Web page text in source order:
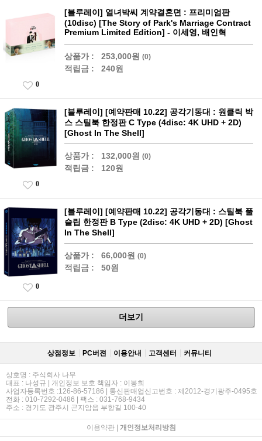
[블루레이] 열녀박씨 계약결혼뎐 : 프리미엄판
(10disc) [The Story of Park's Marriage Contract
Premium Limited Edition] - 이세영, 배인혁
상품가 : 253,000원 (0)
적립금 : 240원
0
[블루레이] [예약판매 10.22] 공각기동대 : 원클릭 박
스 스틸북 한정판 C Type (4disc: 4K UHD + 2D)
[Ghost In The Shell]
상품가 : 132,000원 (0)
적립금 : 120원
0
[블루레이] [예약판매 10.22] 공각기동대 : 스틸북 풀
슬립 한정판 B Type (2disc: 4K UHD + 2D) [Ghost
In The Shell]
상품가 : 66,000원 (0)
적립금 : 50원
0
더보기
상점정보 PC버젼 이용안내 고객센터 커뮤니티
상호명 : 주식회사 나무
대표 : 나성규 | 개인정보 보호 책임자 : 이봉희
사업자등록번호 :126-86-57186 | 통신판매업신고번호 : 제2012-경기광주-0495호
전화 : 010-7292-0486 | 팩스 : 031-768-9434
주소 : 경기도 광주시 곤지암읍 부항길 100-40
이용약관| 개인정보처리방침